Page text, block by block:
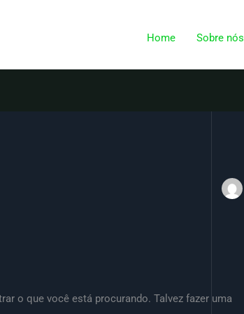
Home Sobre nós
o que você está procurando. Talvez fazer uma